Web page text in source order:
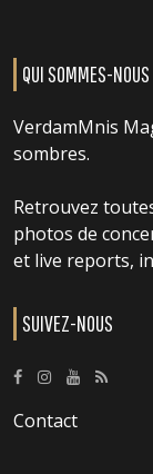
QUI SOMMES-
VerdamMnis
sombres.
Retrouvez
photos de
et live reports,
SUIVEZ-NOUS
Contact